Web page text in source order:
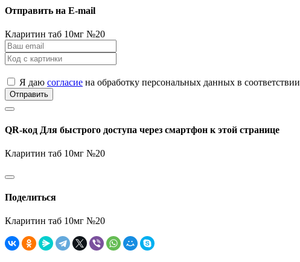
Отправить на E-mail
Кларитин таб 10мг №20
Я даю согласие на обработку персональных данных в
Отправить
QR-код Для быстрого доступа через смартфон к этой странице
Кларитин таб 10мг №20
Поделиться
Кларитин таб 10мг №20